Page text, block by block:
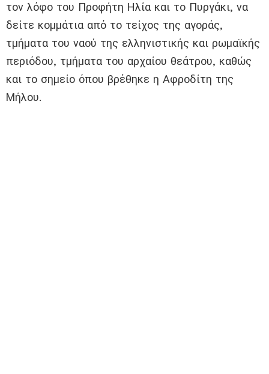
τον λόφο του Προφήτη Ηλία και το Πυργάκι, να
δείτε κομμάτια από το τείχος της αγοράς,
τμήματα του ναού της ελληνιστικής και ρωμαϊκής
περιόδου, τμήματα του αρχαίου θεάτρου, καθώς
και το σημείο όπου βρέθηκε η Αφροδίτη της
Μήλου.